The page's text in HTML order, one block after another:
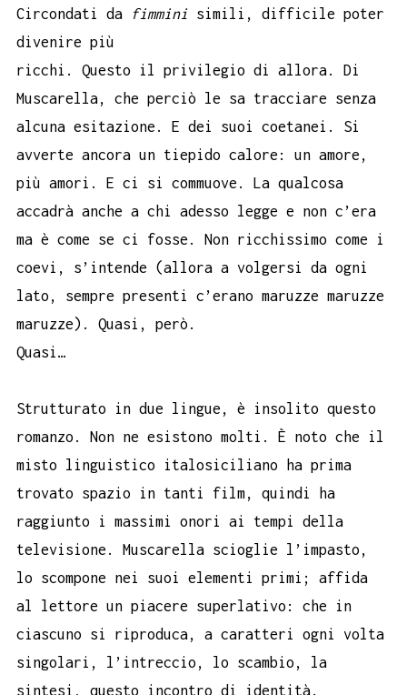
Circondati da
fimmini simili, difficile poter
divenire più
ricchi. Questo il privilegio di allora. Di
Muscarella, che perciò le sa tracciare senza
alcuna esitazione. E dei suoi coetanei. Si
avverte ancora un tiepido calore: un amore,
più amori. E ci si commuove. La qualcosa
accadrà anche a chi adesso legge e non c’era
ma è come se ci fosse. Non ricchissimo come i
coevi, s’intende (allora a volgersi da ogni
lato, sempre presenti c’erano maruzze maruzze
maruzze). Quasi, però.
Quasi…
Strutturato in due lingue, è insolito questo
romanzo. Non ne esistono molti. È noto che il
misto linguistico italosiciliano ha prima
trovato spazio in tanti film, quindi ha
raggiunto i massimi onori ai tempi della
televisione. Muscarella scioglie l’impasto,
lo scompone nei suoi elementi primi; affida
al lettore un piacere superlativo: che in
ciascuno si riproduca, a caratteri ogni volta
singolari, l’intreccio, lo scambio, la
sintesi, questo incontro di identità.